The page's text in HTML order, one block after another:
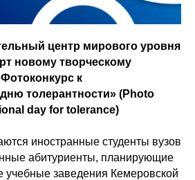
центр мирового уровня
новому творческому
к
толерантности» (Photo
day for tolerance)
иностранные студенты вузов
абитуриенты, планирующие
учебные заведения Кемеровской